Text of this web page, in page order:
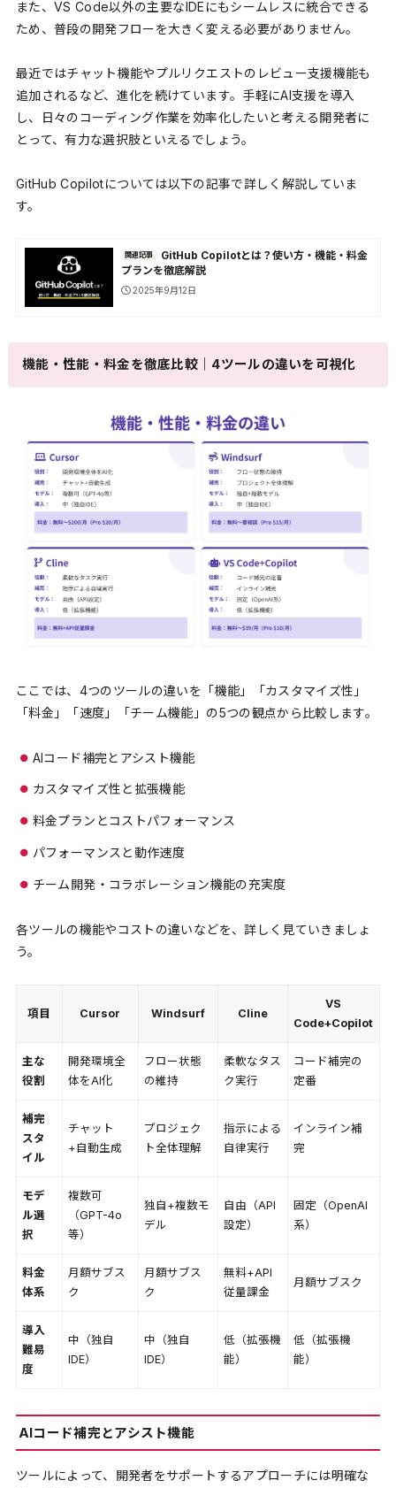
また、VS Code以外の主要なIDEにもシームレスに統合できる
ため、普段の開発フローを大きく変える必要がありません。
最近ではチャット機能やプルリクエストのレビュー支援機能も
追加されるなど、進化を続けています。手軽にAI支援を導入
し、日々のコーディング作業を効率化したいと考える開発者に
とって、有力な選択肢といえるでしょう。
GitHub Copilotについては以下の記事で詳しく解説していま
す。
関連記事
GitHub Copilotとは？使い方・機能・料金
プランを徹底解説
2025年9月12日
機能・性能・料金を徹底比較｜4ツールの違いを可視化
ここでは、4つのツールの違いを「機能」「カスタマイズ性」
「料金」「速度」「チーム機能」の5つの観点から比較します。
AIコード補完とアシスト機能
カスタマイズ性と拡張機能
料金プランとコストパフォーマンス
パフォーマンスと動作速度
チーム開発・コラボレーション機能の充実度
各ツールの機能やコストの違いなどを、詳しく見ていきましょ
う。
項目 Cursor Windsurf Cline
VS
Code+Copilot
主な
役割
開発環境全
体をAI化
フロー状態
の維持
柔軟なタス
ク実行
コード補完の
定番
補完
スタ
イル
チャット
+自動生成
プロジェク
ト全体理解
指示による
自律実行
インライン補
完
モデ
ル選
択
複数可
（GPT-4o
等）
独自+複数モ
デル
自由（API
設定）
固定（OpenAI
系）
料金
体系
月額サブス
ク
月額サブス
ク
無料+API
従量課金
月額サブスク
導入
難易
度
中（独自
IDE）
中（独自
IDE）
低（拡張機
能）
低（拡張機
能）
AIコード補完とアシスト機能
ツールによって、開発者をサポートするアプローチには明確な